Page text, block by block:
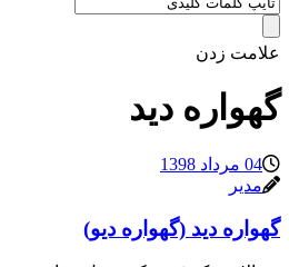
علامت زدن
گهواره دید
04 مرداد 1398
مدیر
گهواره دید (گهواره دیو)